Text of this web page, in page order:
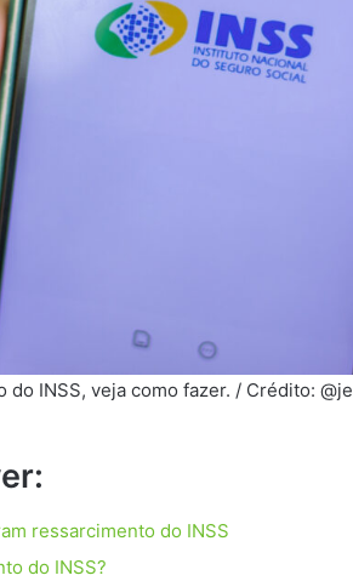
INSS, veja como fazer. / Crédito:
ressarcimento do INSS
do INSS?